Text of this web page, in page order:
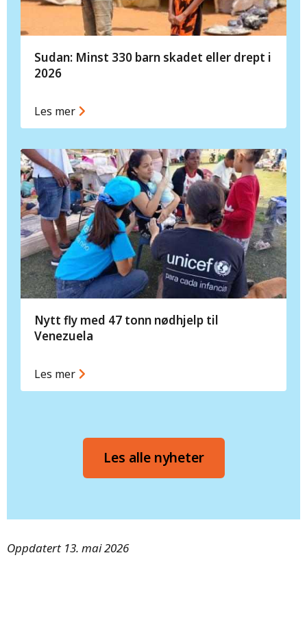
Sudan: Minst 330 barn skadet eller drept i
2026
Les mer
Nytt fly med 47 tonn nødhjelp til
Venezuela
Les mer
Les alle nyheter
Oppdatert 13. mai 2026